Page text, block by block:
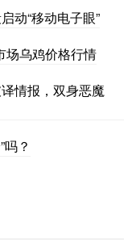
动“移动电子眼”
场乌鸡价格行情
情报，双身恶魔
？